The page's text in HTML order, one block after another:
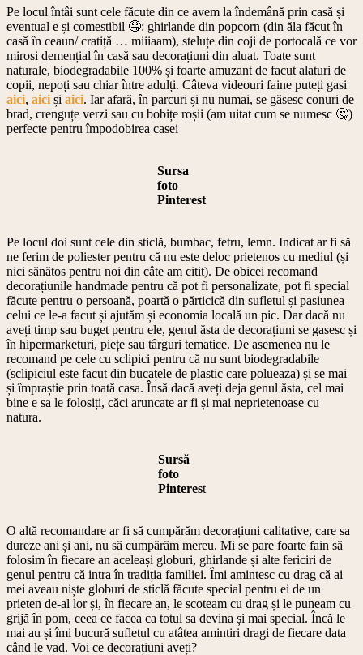
Pe locul întâi sunt cele făcute din ce avem la îndemână prin casă și
eventual e și comestibil 🤤: ghirlande din popcorn (din ăla făcut în
casă în ceaun/ cratiță … miiiaam), steluțe din coji de portocală ce vor
mirosi demențial în casă sau decorațiuni din aluat. Toate sunt
naturale, biodegradabile 100% și foarte amuzant de facut alaturi de
copii, nepoți sau chiar între adulți. Câteva videouri faine puteți gasi
aici, aici și aici. Iar afară, în parcuri și nu numai, se găsesc conuri de
brad, crenguțe verzi sau cu bobițe roșii (am uitat cum se numesc 🤔)
perfecte pentru împodobirea casei
Sursa
foto
Pinterest
Pe locul doi sunt cele din sticlă, bumbac, fetru, lemn. Indicat ar fi să
ne ferim de poliester pentru că nu este deloc prietenos cu mediul (și
nici sănătos pentru noi din câte am citit). De obicei recomand
decorațiunile handmade pentru că pot fi personalizate, pot fi special
făcute pentru o persoană, poartă o părticică din sufletul și pasiunea
celui ce le-a facut și ajutăm și economia locală un pic. Dar dacă nu
aveți timp sau buget pentru ele, genul ăsta de decorațiuni se gasesc și
în hipermarketuri, piețe sau târguri tematice. De asemenea nu le
recomand pe cele cu sclipici pentru că nu sunt biodegradabile
(sclipiciul este facut din bucațele de plastic care polueaza) și se mai
și împraștie prin toată casa. Însă dacă aveți deja genul ăsta, cel mai
bine e sa le folosiți, căci aruncate ar fi și mai neprietenoase cu
natura.
Sursă
foto
Pinterest
O altă recomandare ar fi să cumpărăm decorațiuni calitative, care sa
dureze ani și ani, nu să cumpărăm mereu. Mi se pare foarte fain să
folosim în fiecare an aceleași globuri, ghirlande și alte fericiri de
genul pentru că intra în tradiția familiei. Îmi amintesc cu drag că ai
mei aveau niște globuri de sticlă făcute special pentru ei de un
prieten de-al lor și, în fiecare an, le scoteam cu drag și le puneam cu
grijă în pom, ceea ce facea ca totul sa devina și mai special. Încă le
mai au și îmi bucură sufletul cu atâtea amintiri dragi de fiecare data
când le vad. Voi ce decorațiuni aveți?